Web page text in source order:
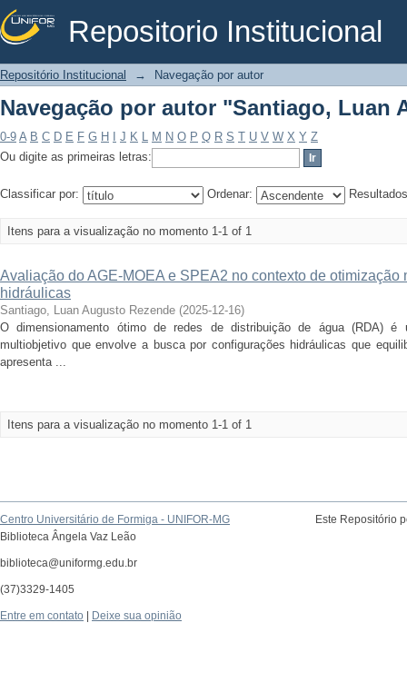
Repositorio Institucional
Navegação por autor "Santiago, Luan
Repositório Institucional → Navegação por autor
Navegação por autor "Santiago, Luan
0-9 A B C D E F G H J K L M N O P Q R S T U V W X Y Z
Ou digite as primeiras letras:
Classificar por: Ordenar:
Itens para a visualização no momento 1-1 of 1
Avaliação do AGE-MOEA e SPEA2 no contexto de otimização
hidráulicas
Santiago, Luan Augusto Rezende (2025-12-16)
O dimensionamento ótimo de redes de distribuição de água (RDA) é
multiobjetivo que envolve a busca por configurações hidráulicas que
apresenta ...
Itens para a visualização no momento 1-1 of 1
Centro Universitário de Formiga - UNIFOR-MG
Biblioteca Ângela Vaz Leão
biblioteca@uniformg.edu.br
(37)3329-1405
Este Repositório
Entre em contato Deixe sua opinião